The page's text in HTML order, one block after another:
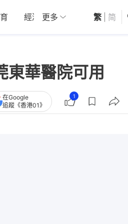
經濟 01深圳 觀點
更多 繁 简
華醫院可用
在Google
追蹤《香港01》
1